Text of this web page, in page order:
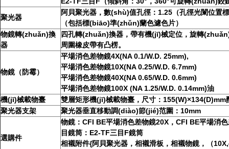
聚光器
阿貝聚光器，數(shù)值孔徑：1.25（孔徑光闌位
（包括標(biāo)準(zhǔn)蘭色濾色片）
物鏡轉(zhuǎn)換
器
四孔轉(zhuǎn)換器，帶有機(jī)械定位，旋轉
周圍橡皮帶有凸楞。
物鏡（防霉）
平場消色差物鏡4X(NA 0.1/W.D. 25mm),
平場消色差物鏡10X(NA 0.25/W.D. 6.7mm)
平場消色差物鏡40X(NA 0.65/W.D. 0.6mm)
平場消色差物鏡100X (NA 1.25/W.D. 0.14mm)油
機(jī)械載物臺
雙層矩形機(jī)械載物臺，尺寸：
聚光器支架
聚光器垂直移動調(diào)節(jié)范圍：10mm
選購件
物鏡：CFI BE平場消色差物鏡20X，CFI BE平場消
目鏡筒：E2-TF三目F鏡筒
相襯附件{阿貝聚光器，相襯滑板，相襯物鏡，（